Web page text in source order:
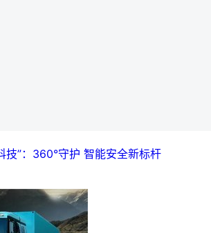
技”：360°守护 智能安全新标杆